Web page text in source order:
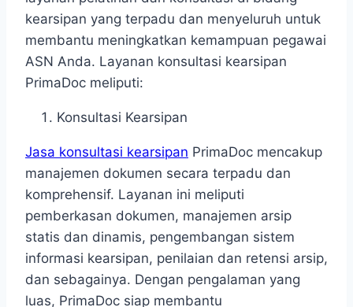
kearsipan yang terpadu dan menyeluruh untuk
membantu meningkatkan kemampuan pegawai
ASN Anda. Layanan konsultasi kearsipan
PrimaDoc meliputi:
Konsultasi Kearsipan
Jasa konsultasi kearsipan PrimaDoc mencakup
manajemen dokumen secara terpadu dan
komprehensif. Layanan ini meliputi
pemberkasan dokumen, manajemen arsip
statis dan dinamis, pengembangan sistem
informasi kearsipan, penilaian dan retensi arsip,
dan sebagainya. Dengan pengalaman yang
luas, PrimaDoc siap membantu